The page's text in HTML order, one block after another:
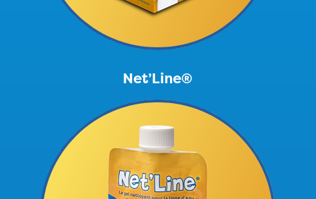
Net’Line®